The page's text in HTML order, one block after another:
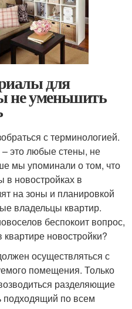
для
не уменьшить
с терминологией.
это любые стены, не
мы упоминали о том, что
в новостройках в
на зоны и планировкой
владельцы квартир.
беспокоит вопрос,
квартире новостройки?
осуществляться с
помещения. Только
разделяющие
подходящий по всем